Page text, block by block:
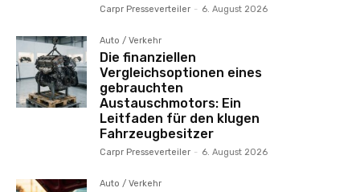
Carpr Presseverteiler - 6. August 2026
Auto / Verkehr
Die finanziellen
Vergleichsoptionen eines
gebrauchten
Austauschmotors: Ein
Leitfaden für den klugen
Fahrzeugbesitzer
Carpr Presseverteiler - 6. August 2026
Auto / Verkehr